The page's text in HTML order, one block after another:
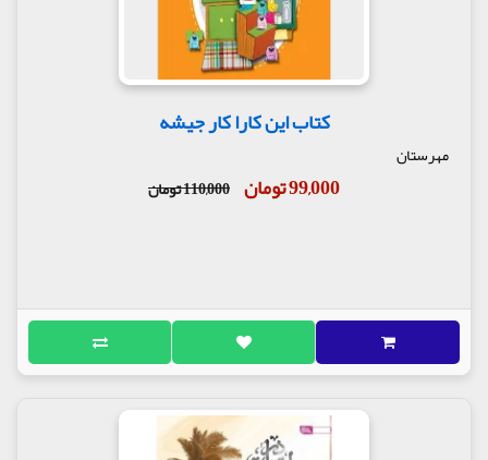
کتاب این کارا کار جیشه
مهرستان
99,000 تومان 110,000 تومان